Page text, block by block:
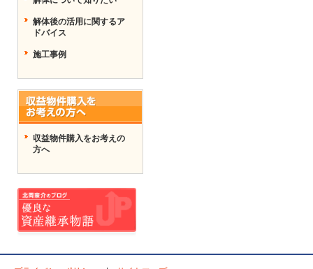
解体後の活用に関するア
ドバイス
施工事例
収益物件購入をお考えの
方へ